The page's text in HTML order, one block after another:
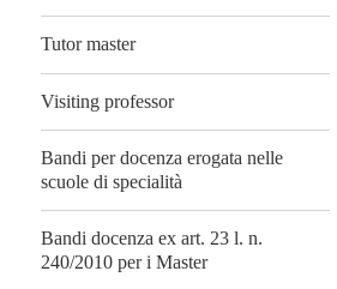
Tutor master
Visiting professor
Bandi per docenza erogata nelle
scuole di specialità
Bandi docenza ex art. 23 l. n.
240/2010 per i Master